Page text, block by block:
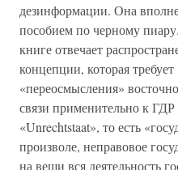
дезинформации. Она
пособием по черному
книге отвечает
концепции, которая
«переосмысления»
связи применительно к
«Unrechtstaat», то есть
произволе, неправовое
на вещи вся деятельность